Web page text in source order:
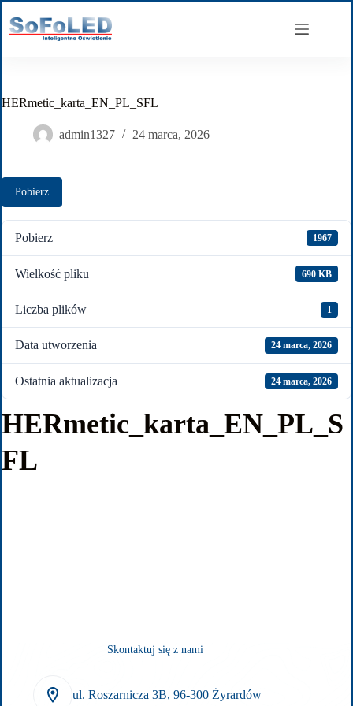
do
treści
HERmetic_karta_EN_PL_SFL
admin1327 24 marca, 2026
Pobierz
Pobierz 1967
Wielkość pliku 690 KB
Liczba plików 1
Data utworzenia 24 marca, 2026
Ostatnia aktualizacja 24 marca, 2026
HERmetic_karta_EN_PL_S
FL
Skontaktuj się z nami
ul. Roszarnicza 3B, 96-300 Żyrardów